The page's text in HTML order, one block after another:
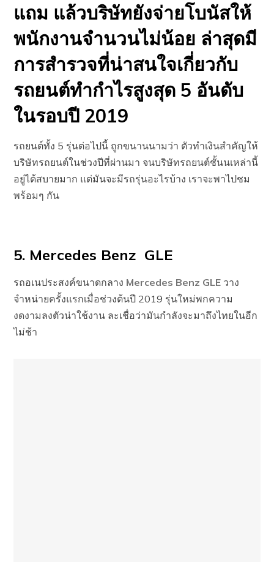
แถม แล้วบริษัทยังจ่ายโบนัสให้
พนักงานจำนวนไม่น้อย ล่าสุดมี
การสำรวจที่น่าสนใจเกี่ยวกับ
รถยนต์ทำกำไรสูงสุด 5 อันดับ
ในรอบปี 2019
รถยนต์ทั้ง 5 รุ่นต่อไปนี้ ถูกขนานนามว่า ตัวทำเงินสำคัญให้
บริษัทรถยนต์ในช่วงปีที่ผ่านมา จนบริษัทรถยนต์ชั้นนเหล่านี้
อยู่ได้สบายมาก แต่มันจะมีรถรุ่นอะไรบ้าง เราจะพาไปชม
พร้อมๆ กัน
5. Mercedes Benz GLE
รถอเนประสงค์ขนาดกลาง Mercedes Benz GLE วาง
จำหน่ายครั้งแรกเมื่อช่วงต้นปี 2019 รุ่นใหม่พกความ
งดงามลงตัวน่าใช้งาน ละเชื่อว่ามันกำลังจะมาถึงไทยในอีก
ไม่ช้า